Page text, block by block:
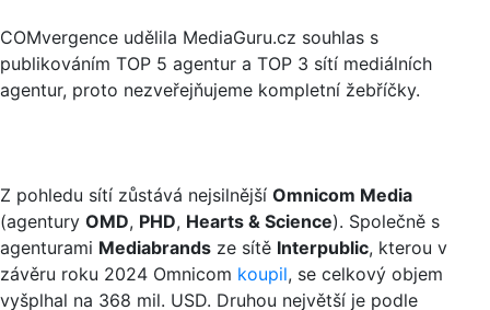
COMvergence udělila MediaGuru.cz souhlas s
publikováním TOP 5 agentur a TOP 3 sítí mediálních
agentur, proto nezveřejňujeme kompletní žebříčky.
Z pohledu sítí zůstává nejsilnější Omnicom Media
(agentury OMD, PHD, Hearts & Science). Společně s
agenturami Mediabrands ze sítě Interpublic, kterou v
závěru roku 2024 Omnicom koupil, se celkový objem
vyšplhal na 368 mil. USD. Druhou největší je podle